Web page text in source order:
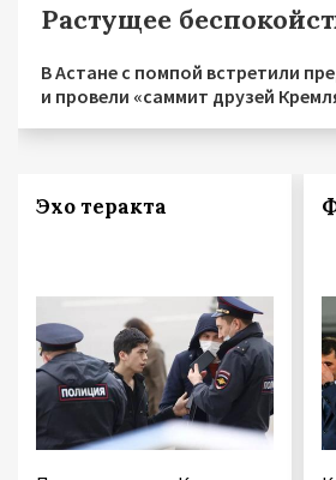
Растущее
В Астане с помпой встретили
и провели «саммит друзей
Эхо теракта